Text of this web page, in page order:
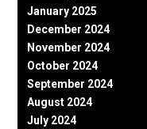
January 2025
December 2024
November 2024
October 2024
September 2024
August 2024
July 2024